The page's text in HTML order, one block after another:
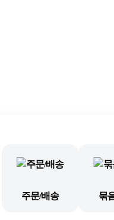
주문/배송 묶